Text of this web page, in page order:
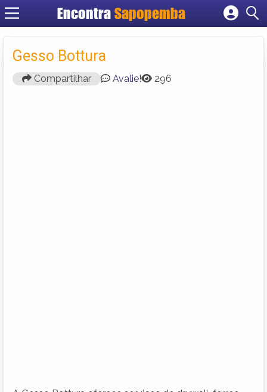
Encontra Sapopemba
Cadastrar empresa
Gesso Bottura
Compartilhar Avalie! 296